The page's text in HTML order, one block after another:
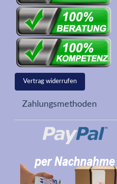
Vertrag widerrufen
Zahlungsmethoden